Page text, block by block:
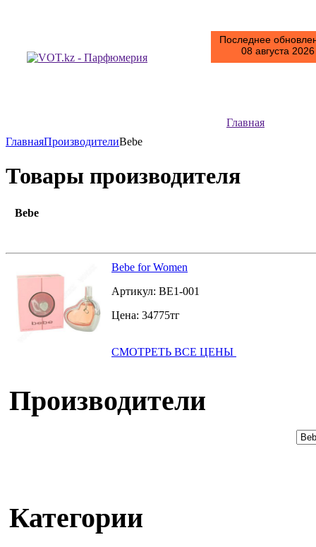
Последнее
08 августа
Главная
ГлавнаяПроизводителиBebe
Товары производителя
Bebe
Bebe for Women
Артикул: BE1-001
Цена: 34775тг
СМОТРЕТЬ ВСЕ ЦЕНЫ
Производители
Категории